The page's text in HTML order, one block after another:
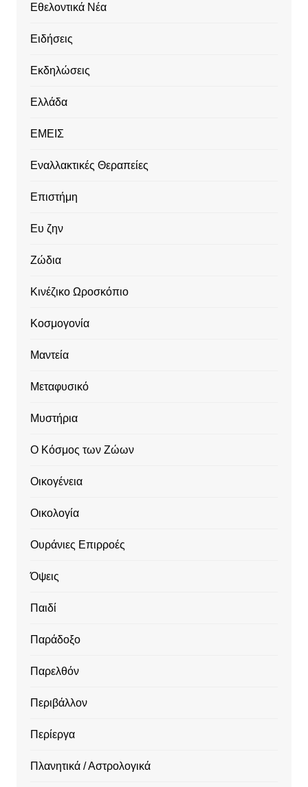
Εθελοντικά Νέα
Ειδήσεις
Εκδηλώσεις
Ελλάδα
ΕΜΕΙΣ
Εναλλακτικές Θεραπείες
Επιστήμη
Ευ ζην
Ζώδια
Κινέζικο Ωροσκόπιο
Κοσμογονία
Μαντεία
Μεταφυσικό
Μυστήρια
Ο Κόσμος των Ζώων
Οικογένεια
Οικολογία
Ουράνιες Επιρροές
Όψεις
Παιδί
Παράδοξο
Παρελθόν
Περιβάλλον
Περίεργα
Πλανητικά / Αστρολογικά